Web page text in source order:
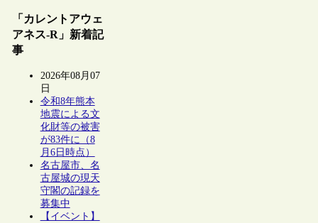
「カレントアウェ
アネス-R」新着記
事
2026年08月07
日
令和8年熊本
地震による文
化財等の被害
が83件に（8
月6日時点）
名古屋市、名
古屋城の現天
守閣の記録を
募集中
【イベント】